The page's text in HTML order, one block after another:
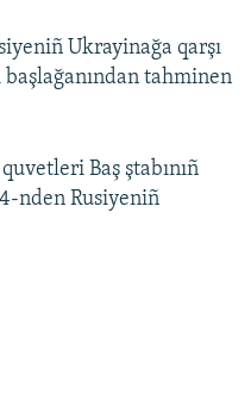
Ukrayinağa qarşı
tahminen
Baş ştabınıñ
nden Rusiyeniñ